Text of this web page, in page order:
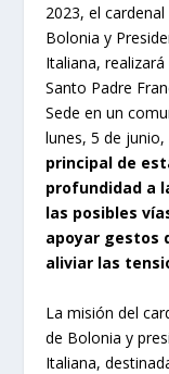
2023, el
Bolonia y
Italiana,
Santo Padre
Sede en un
lunes, 5 de
principal de
profundidad a
las posibles
apoyar gestos
aliviar las
La misión del
de Bolonia y
Italiana,